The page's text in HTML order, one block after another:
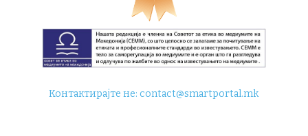
Контактирајте не:contact@smartportal.mk